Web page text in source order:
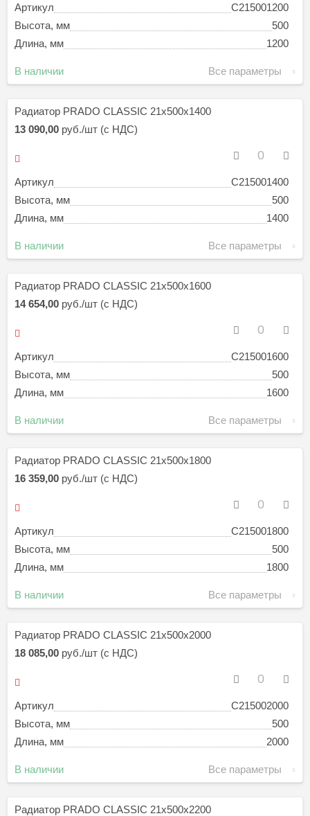
Артикул
C215001200
Высота, мм
500
Длина, мм
1200
В наличии Все параметры
Радиатор PRADO CLASSIC 21х500х1400
Артикул
C215001400
Высота, мм
500
Длина, мм
1400
13 090,00 руб./шт (с НДС)
В наличии Все параметры
Радиатор PRADO CLASSIC 21х500х1600
Артикул
C215001600
Высота, мм
500
Длина, мм
1600
14 654,00 руб./шт (с НДС)
В наличии Все параметры
Радиатор PRADO CLASSIC 21х500х1800
Артикул
C215001800
Высота, мм
500
Длина, мм
1800
16 359,00 руб./шт (с НДС)
В наличии Все параметры
Радиатор PRADO CLASSIC 21х500х2000
Артикул
C215002000
Высота, мм
500
Длина, мм
2000
18 085,00 руб./шт (с НДС)
В наличии Все параметры
Радиатор PRADO CLASSIC 21х500х2200